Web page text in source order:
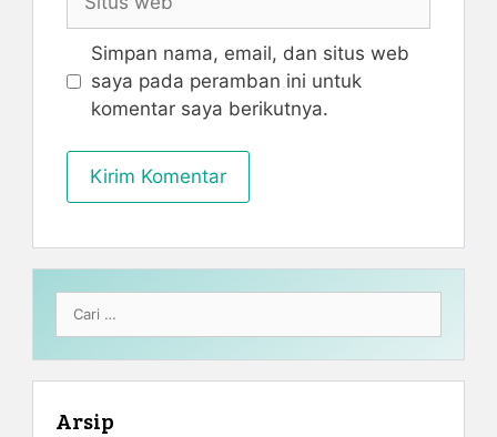
web
Simpan nama, email, dan situs web
saya pada peramban ini untuk
komentar saya berikutnya.
untuk:
Arsip